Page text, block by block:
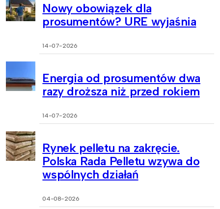
Nowy obowiązek dla
prosumentów? URE wyjaśnia
14-07-2026
Energia od prosumentów dwa
razy droższa niż przed rokiem
14-07-2026
Rynek pelletu na zakręcie.
Polska Rada Pelletu wzywa do
wspólnych działań
04-08-2026